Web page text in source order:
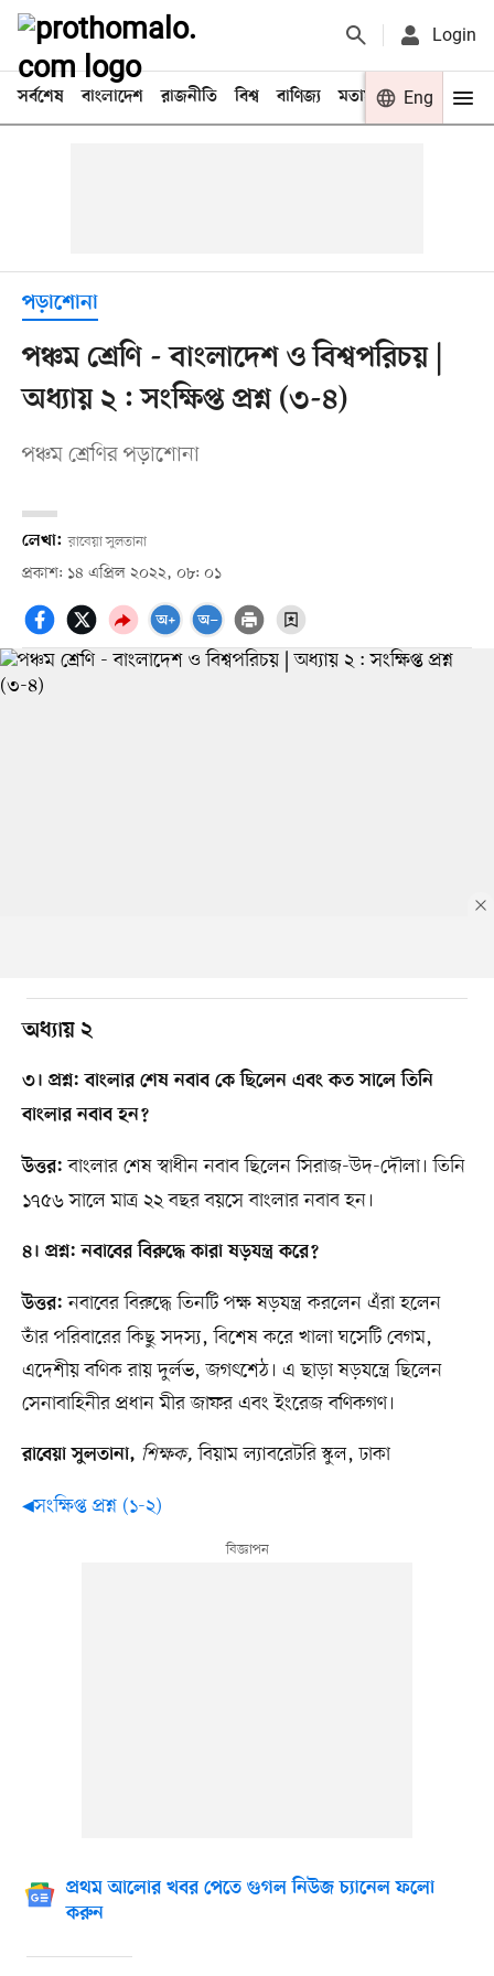
Login
সর্বশেষ বাংলাদেশ রাজনীতি বিশ্ব বাণিজ্য মতামত খেলা
Eng
পড়াশোনা
পঞ্চম শ্রেণি - বাংলাদেশ ও বিশ্বপরিচয় |
অধ্যায় ২ : সংক্ষিপ্ত প্রশ্ন (৩-৪)
পঞ্চম শ্রেণির পড়াশোনা
লেখা: রাবেয়া সুলতানা
প্রকাশ: ১৪ এপ্রিল ২০২২, ০৮: ০১
অধ্যায় ২
৩। প্রশ্ন: বাংলার শেষ নবাব কে ছিলেন এবং কত সালে তিনি
বাংলার নবাব হন?
উত্তর:বাংলার শেষ স্বাধীন নবাব ছিলেন সিরাজ-উদ-দৌলা। তিনি
১৭৫৬ সালে মাত্র ২২ বছর বয়সে বাংলার নবাব হন।
৪। প্রশ্ন: নবাবের বিরুদ্ধে কারা ষড়যন্ত্র করে?
উত্তর:নবাবের বিরুদ্ধে তিনটি পক্ষ ষড়যন্ত্র করলেন এঁরা হলেন
তাঁর পরিবারের কিছু সদস্য, বিশেষ করে খালা ঘসেটি বেগম,
এদেশীয় বণিক রায় দুর্লভ, জগৎশেঠ। এ ছাড়া ষড়যন্ত্রে ছিলেন
সেনাবাহিনীর প্রধান মীর জাফর এবং ইংরেজ বণিকগণ।
রাবেয়া সুলতানা, শিক্ষক, বিয়াম ল্যাবরেটরি স্কুল, ঢাকা
◀সংক্ষিপ্ত প্রশ্ন (১-২)
প্রথম আলোর খবর পেতে গুগল নিউজ চ্যানেল ফলো
করুন